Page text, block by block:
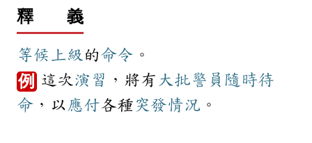
釋 義
等候 上級 的命令 。
例 這次 演習 ，將有 大批警員 隨時待
命 ，以 應付各種 突發情況 。